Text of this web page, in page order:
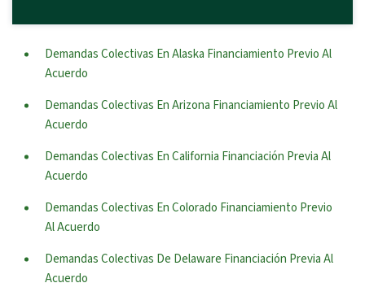
Demandas Colectivas En Alaska Financiamiento Previo Al
Acuerdo
Demandas Colectivas En Arizona Financiamiento Previo Al
Acuerdo
Demandas Colectivas En California Financiación Previa Al
Acuerdo
Demandas Colectivas En Colorado Financiamiento Previo
Al Acuerdo
Demandas Colectivas De Delaware Financiación Previa Al
Acuerdo